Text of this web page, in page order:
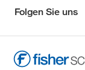
Folgen Sie uns